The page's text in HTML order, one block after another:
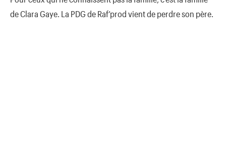
de Clara Gaye. La PDG de Raf’prod vient de perdre son père.